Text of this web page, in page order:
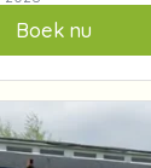
Boek nu